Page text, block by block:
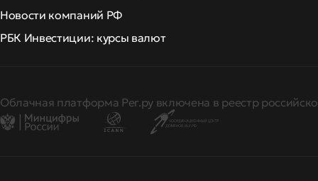
Новости компаний РФ
РБК Инвестиции: курсы валют
Облачная платформа Рег.ру включена в реестр